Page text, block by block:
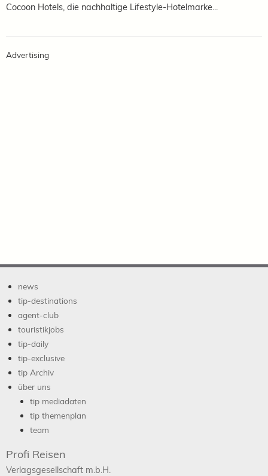
Cocoon Hotels, die nachhaltige Lifestyle-Hotelmarke...
Advertising
news
tip-destinations
agent-club
touristikjobs
tip-daily
tip-exclusive
tip Archiv
über uns
tip mediadaten
tip themenplan
team
Profi Reisen
Verlagsgesellschaft m.b.H.